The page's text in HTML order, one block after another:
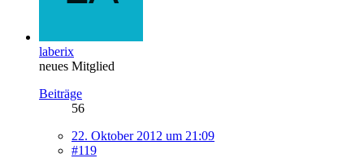
laberix
neues Mitglied
Beiträge
56
22. Oktober 2012 um 21:09
#119